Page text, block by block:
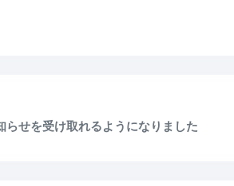
らせを受け取れるようになりました